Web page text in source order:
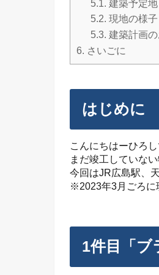
5.1. 建築予定地
5.2. 現地の様子
5.3. 建築計画
6. さいごに
はじめに
こんにちはーひろ
まだ竣工していな
今回はJR広島駅、
※2023年3月ごろに
1件目「ブ